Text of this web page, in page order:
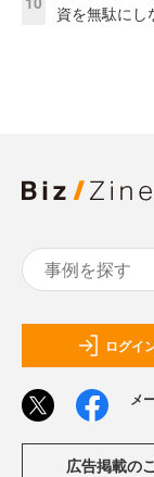
資を無駄にし
ログイ
メ
広告掲載の